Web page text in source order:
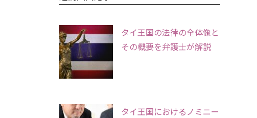
タイ王国の法律の全体像と
その概要を弁護士が解説
タイ王国におけるノミニー